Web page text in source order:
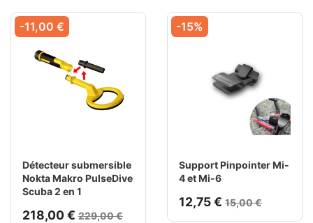
Détecteur submersible
Nokta Makro PulseDive
Scuba 2 en 1
218,00 € 229,00 €
-11,00 €
Support Pinpointer Mi-
4 et Mi-6
12,75 € 15,00 €
-15%